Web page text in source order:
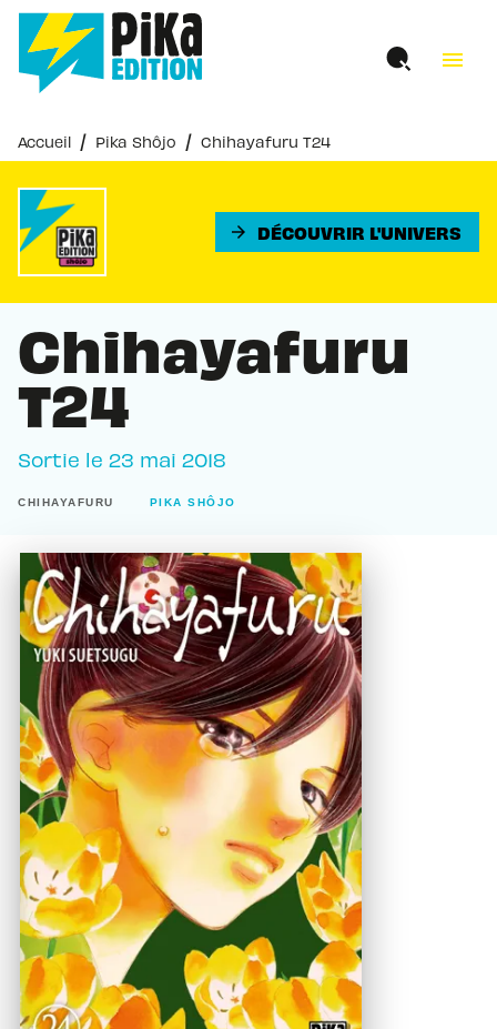
MENU RECHERCHE
PIED DE PAGE
menu
Accueil / Pika Shôjo / Chihayafuru T24
arrow_forward DÉCOUVRIR L'UNIVERS
Chihayafuru
T24
Sortie le 23 mai 2018
CHIHAYAFURU PIKA SHÔJO